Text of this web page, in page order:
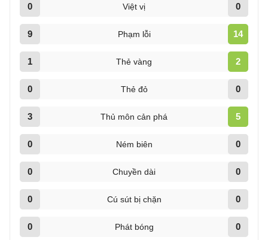
0 Việt vị 0
9 Phạm lỗi 14
1 Thẻ vàng 2
0 Thẻ đỏ 0
3 Thủ môn cản phá 5
0 Ném biên 0
0 Chuyền dài 0
0 Cú sút bị chặn 0
0 Phát bóng 0